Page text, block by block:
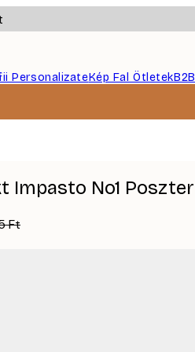
PersonalizateKép Fal ÖtletekB2B
Impasto No1 Poszter
Ft